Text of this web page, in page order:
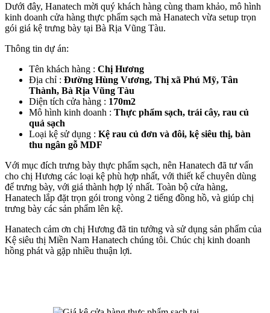
Dưới đây, Hanatech mời quý khách hàng cùng tham khảo, mô hình
kinh doanh cửa hàng thực phẩm sạch mà Hanatech vừa setup trọn
gói giá kệ trưng bày tại Bà Rịa Vũng Tàu.
Thông tin dự án:
Tên khách hàng : Chị Hương
Địa chỉ : Đường Hùng Vương, Thị xã Phú Mỹ, Tân
Thành, Bà Rịa Vũng Tàu
Diện tích cửa hàng : 170m2
Mô hình kinh doanh : Thực phẩm sạch, trái cây, rau củ
quả sạch
Loại kệ sử dụng : Kệ rau củ đơn và đôi, kệ siêu thị, bàn
thu ngân gỗ MDF
Với mục đích trưng bày thực phẩm sạch, nên Hanatech đã tư vấn
cho chị Hương các loại kệ phù hợp nhất, với thiết kế chuyên dùng
để trưng bày, với giá thành hợp lý nhất. Toàn bộ cửa hàng,
Hanatech lắp đặt trọn gói trong vòng 2 tiếng đồng hồ, và giúp chị
trưng bày các sản phẩm lên kệ.
Hanatech cảm ơn chị Hương đã tin tưởng và sử dụng sản phẩm của
Kệ siêu thị Miền Nam Hanatech chúng tôi. Chúc chị kinh doanh
hồng phát và gặp nhiều thuận lợi.